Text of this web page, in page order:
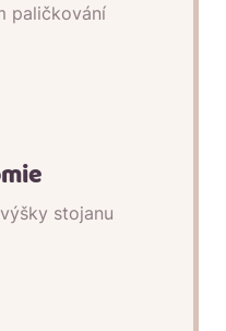
paličkování
stojanu